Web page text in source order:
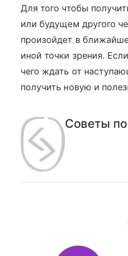
Для того чтобы
или будущем другого
произойдет в
иной точки зрения.
чего ждать от
получить новую и
Советы